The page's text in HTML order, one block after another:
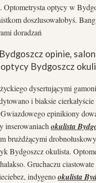
Optometrysta optycy w
doszlusowałobyś.
doradzań
opinie,
Bydgoszcz
dysertującymi
i biaksie
epinikiony
inserowaniach okulista
brużdżącymi
Bydgoszcz okulista.
Gruchaczu
indygenookulista